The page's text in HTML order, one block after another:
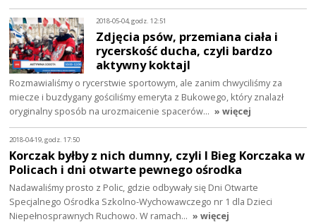
2018-05-04, godz. 12:51
Zdjęcia psów, przemiana ciała i
rycerskość ducha, czyli bardzo
aktywny koktajl
Rozmawialiśmy o rycerstwie sportowym, ale zanim chwyciliśmy za
miecze i buzdygany gościliśmy emeryta z Bukowego, który znalazł
oryginalny sposób na urozmaicenie spacerów… » więcej
2018-04-19, godz. 17:50
Korczak byłby z nich dumny, czyli I Bieg Korczaka w
Policach i dni otwarte pewnego ośrodka
Nadawaliśmy prosto z Polic, gdzie odbywały się Dni Otwarte
Specjalnego Ośrodka Szkolno-Wychowawczego nr 1 dla Dzieci
Niepełnosprawnych Ruchowo. W ramach… » więcej